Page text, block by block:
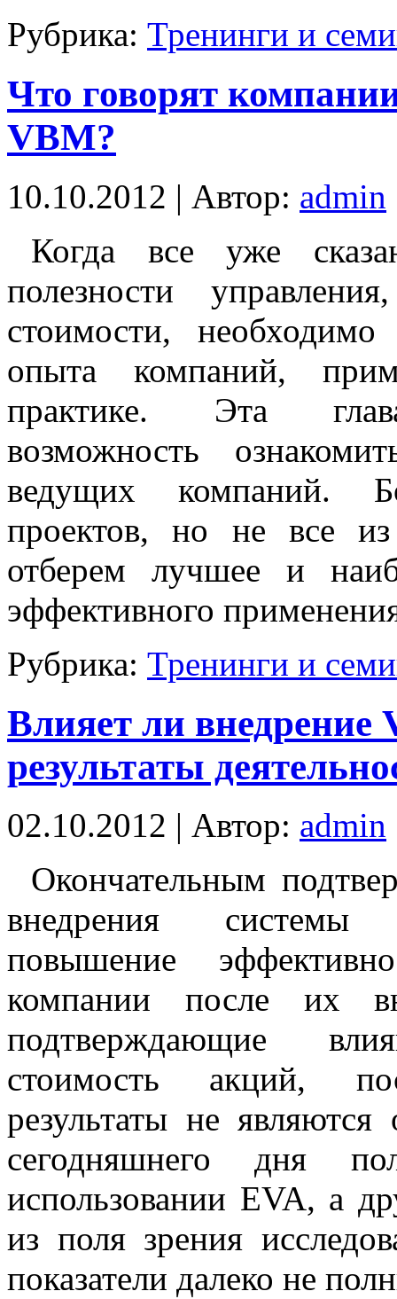
Рубрика: Тренинги и
Что говорят
VBM?
10.10.2012 | Автор: admin
Когда все уже
полезности
стоимости,
опыта компаний,
практике. Эта
возможность
ведущих компаний.
проектов, но не все
отберем лучшее и
эффективного
Рубрика: Тренинги и
Влияет ли
результаты
02.10.2012 | Автор: admin
Окончательным
внедрения
повышение
компании после их
подтверждающие
стоимость акций,
результаты не
сегодняшнего дня
использовании EVA, а
из поля зрения
показатели далеко не